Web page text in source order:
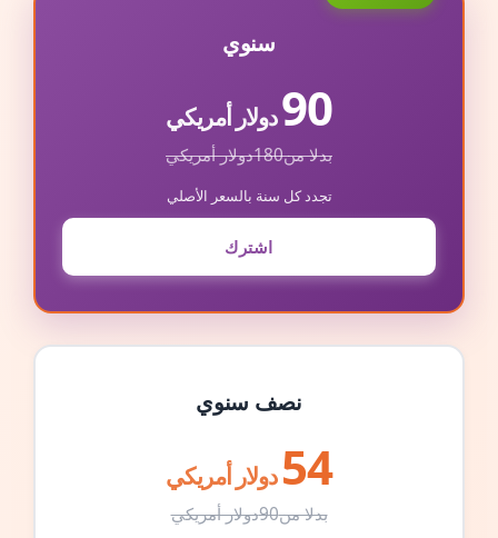
سنوي
90دولار أمريكي
بدلا من180دولار أمريكي
تجدد كل سنة بالسعر الأصلي
اشترك
نصف سنوي
54 دولار أمريكي
بدلا من90دولار أمريكي